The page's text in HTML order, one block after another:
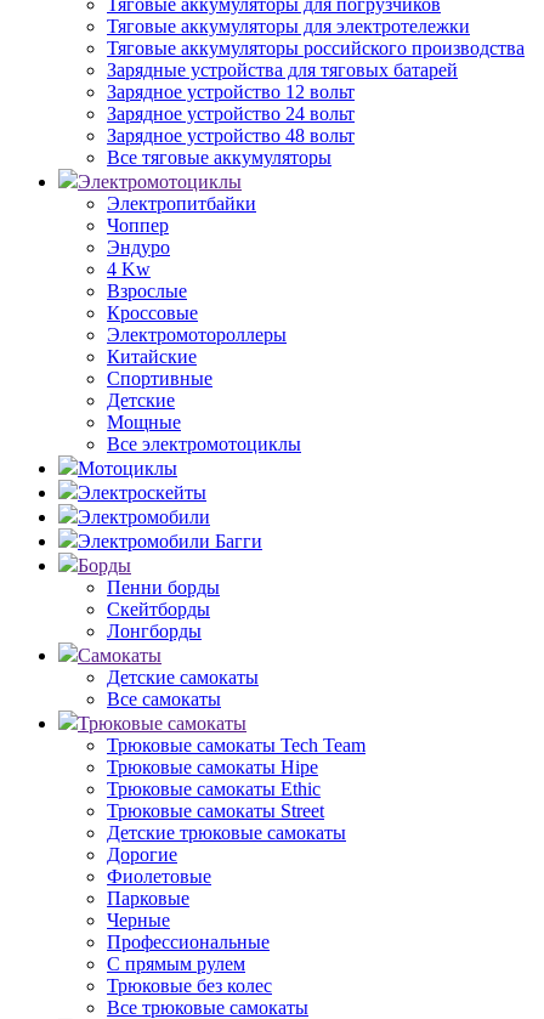
Тяговые аккумуляторы для погрузчиков
Тяговые аккумуляторы для электротележки
Тяговые аккумуляторы российского производства
Зарядные устройства для тяговых батарей
Зарядное устройство 12 вольт
Зарядное устройство 24 вольт
Зарядное устройство 48 вольт
Все тяговые аккумуляторы
Электромотоциклы
Электропитбайки
Чоппер
Эндуро
4 Kw
Взрослые
Кроссовые
Электромотороллеры
Китайские
Спортивные
Детские
Мощные
Все электромотоциклы
Мотоциклы
Электроскейты
Электромобили
Электромобили Багги
Борды
Пенни борды
Скейтборды
Лонгборды
Самокаты
Детские самокаты
Все самокаты
Трюковые самокаты
Трюковые самокаты Tech Team
Трюковые самокаты Hipe
Трюковые самокаты Ethic
Трюковые самокаты Street
Детские трюковые самокаты
Дорогие
Фиолетовые
Парковые
Черные
Профессиональные
С прямым рулем
Трюковые без колес
Все трюковые самокаты